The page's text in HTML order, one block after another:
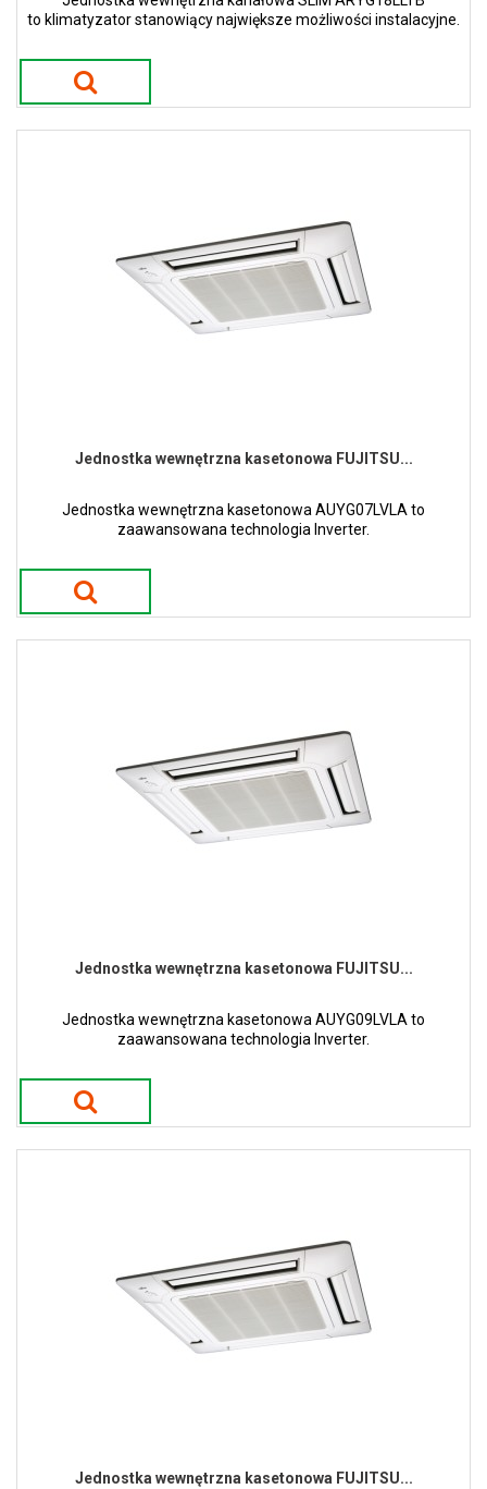
to klimatyzator stanowiący największe możliwości instalacyjne.
Jednostka wewnętrzna kasetonowa FUJITSU...
Jednostka wewnętrzna kasetonowa AUYG07LVLA to
zaawansowana technologia Inverter.
Jednostka wewnętrzna kasetonowa FUJITSU...
Jednostka wewnętrzna kasetonowa AUYG09LVLA to
zaawansowana technologia Inverter.
Jednostka wewnętrzna kasetonowa FUJITSU...